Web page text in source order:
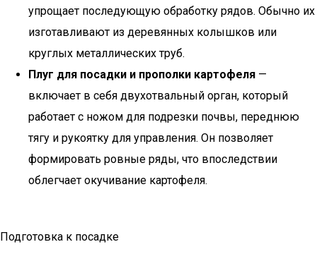
упрощает последующую обработку рядов. Обычно их
изготавливают из деревянных колышков или
круглых металлических труб.
Плуг для посадки и прополки картофеля —
включает в себя двухотвальный орган, который
работает с ножом для подрезки почвы, переднюю
тягу и рукоятку для управления. Он позволяет
формировать ровные ряды, что впоследствии
облегчает окучивание картофеля.
Подготовка к посадке